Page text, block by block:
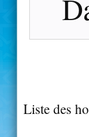
Liste des